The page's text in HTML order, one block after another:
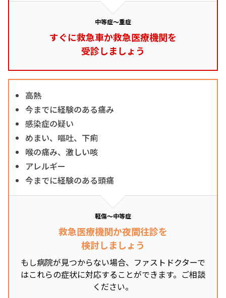
中等症～重症
すぐに救急車か救急医療機関を
受診しましょう
高熱
今までに経験のある痛み
感染症の疑い
めまい、嘔吐、下痢
喉の痛み、激しい咳
アレルギー
今までに経験のある頭痛
軽傷～中等症
救急医療機関か夜間往診を
検討しましょう
もし病院が見つからない場合、ファストドクターで
はこれらの症状に対応することができます。ご相談
ください。